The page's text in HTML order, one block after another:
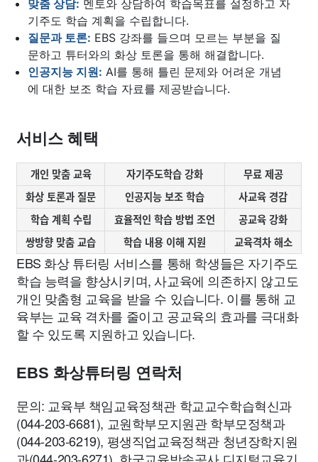
맞춤 상담: 멘토와 상담하여 학습목표를 설정하고 자
기주도 학습 계획을 수립합니다.
질문과 토론: EBS 강좌를 들으며 모르는 부분을 질
문하고 튜터와의 화상 토론을 통해 해결합니다.
인공지능 지원: AI를 통해 틀린 문제와 어려운 개념
에 대한 보조 학습 자료를 제공받습니다.
서비스 혜택
개인 맞춤 교육 자기주도학습 강화
무료 제공
화상 토론과 질문
인공지능 보조 학습
사교육 경감
학습 계획 수립
효율적인 학습 방법 조언
공교육 강화
쌍방향 맞춤 교습
학습 내용 이해 지원 교육격차 해소
EBS 화상 튜터링 서비스를 통해 학생들은 자기주도
학습 능력을 향상시키며, 사교육에 의존하지 않고도
개인 맞춤형 교육을 받을 수 있습니다. 이를 통해 교
육부는 교육 격차를 줄이고 공교육의 효과를 극대화
할 수 있도록 지원하고 있습니다.
EBS 화상튜터링 연락처
문의: 교육부 책임교육정책관 학교교수학습혁신과
(044-203-6681), 교원학부모지원관 학부모정책과
(044-203-6219), 평생직업교육정책관 청년장학지원